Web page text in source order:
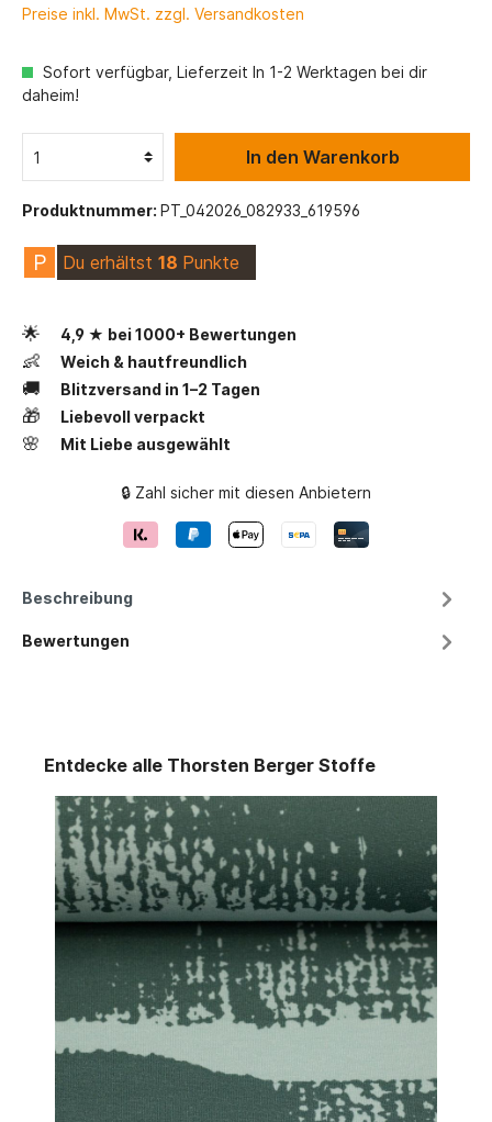
Preise inkl. MwSt. zzgl. Versandkosten
Sofort verfügbar, Lieferzeit In 1-2 Werktagen bei dir
daheim!
In den Warenkorb
Produktnummer: PT_042026_082933_619596
P Du erhältst 18 Punkte
🌟 4,9 ★ bei 1000+ Bewertungen
👶 Weich & hautfreundlich
🚚 Blitzversand in 1–2 Tagen
🎁 Liebevoll verpackt
🌸 Mit Liebe ausgewählt
🔒 Zahl sicher mit diesen Anbietern
Beschreibung
Bewertungen
Entdecke alle Thorsten Berger Stoffe